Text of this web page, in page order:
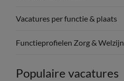
Vacatures per functie & plaats
Functieprofielen Zorg & Welzijn
Populaire vacatures